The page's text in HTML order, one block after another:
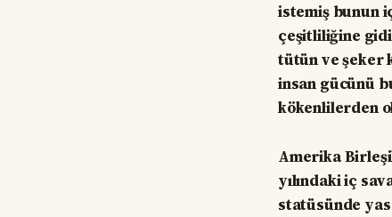
istemiş bunun
çeşitliliğine
tütün ve şeker
insan gücünü
kökenlilerden
Amerika
yılındaki iç
statüsünde